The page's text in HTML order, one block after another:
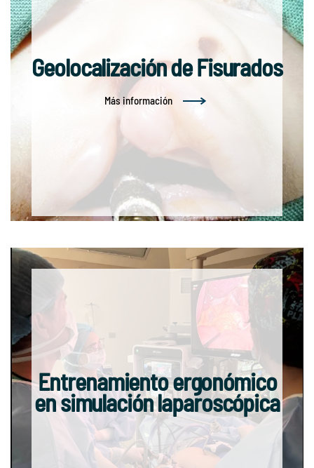
Geolocalización de Fisurados
Más información
Entrenamiento ergonómico
en simulación laparoscópica